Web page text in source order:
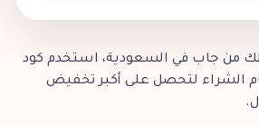
من جاب في السعودية، استخدم كود
الشراء لتحصل على أكبر تخفيض